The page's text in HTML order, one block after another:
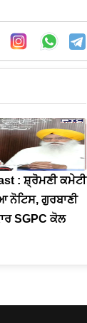
: ਸ਼੍ਰੋਮਣੀ ਕਮੇਟੀ
ਨੋਟਿਸ, ਗੁਰਬਾਣੀ
SGPC ਕੋਲ